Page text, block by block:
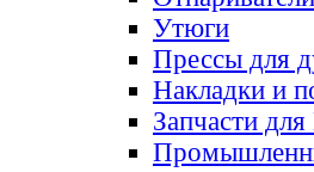
Утюги
Прессы для
Накладки и
Запчасти